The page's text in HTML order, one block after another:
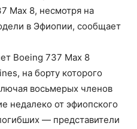
Max 8, несмотря на
в Эфиопии, сообщает
Boeing 737 Max 8
на борту которого
восьмерых членов
недалеко от эфиопского
— представители